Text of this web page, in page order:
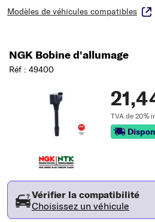
Modèles de véhicules compatibles
NGK Bobine d'allumage
Réf : 49400
TVA de 20%
Vérifier la compatibilité
Choisissez un véhicule